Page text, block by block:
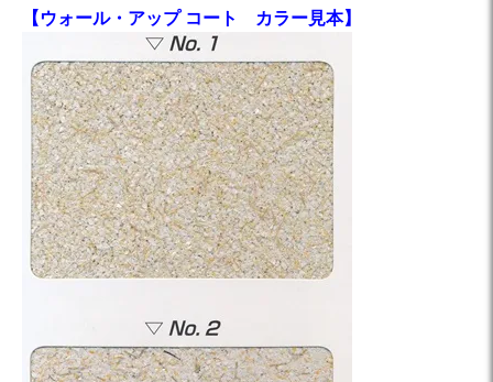
【ウォール・アップ コート カラー見本】